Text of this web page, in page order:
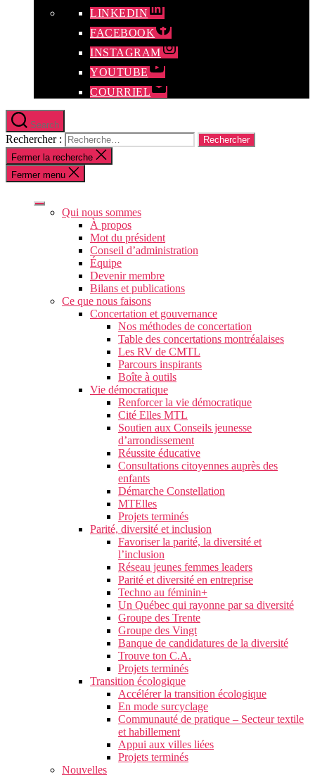
LINKEDIN
FACEBOOK
INSTAGRAM
YOUTUBE
COURRIEL
Search
Rechercher :
Fermer la recherche
Fermer menu
Qui nous sommes
À propos
Mot du président
Conseil d’administration
Équipe
Devenir membre
Bilans et publications
Ce que nous faisons
Concertation et gouvernance
Nos méthodes de concertation
Table des concertations montréalaises
Les RV de CMTL
Parcours inspirants
Boîte à outils
Vie démocratique
Renforcer la vie démocratique
Cité Elles MTL
Soutien aux Conseils jeunesse
d’arrondissement
Réussite éducative
Consultations citoyennes auprès des
enfants
Démarche Constellation
MTElles
Projets terminés
Parité, diversité et inclusion
Favoriser la parité, la diversité et
l’inclusion
Réseau jeunes femmes leaders
Parité et diversité en entreprise
Techno au féminin+
Un Québec qui rayonne par sa diversité
Groupe des Trente
Groupe des Vingt
Banque de candidatures de la diversité
Trouve ton C.A.
Projets terminés
Transition écologique
Accélérer la transition écologique
En mode surcyclage
Communauté de pratique – Secteur textile
et habillement
Appui aux villes liées
Projets terminés
Nouvelles